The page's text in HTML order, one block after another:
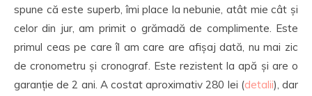
spune că este superb, îmi place la nebunie, atât mie cât și
celor din jur, am primit o grămadă de complimente. Este
primul ceas pe care îl am care are afișaj dată, nu mai zic
de cronometru și cronograf. Este rezistent la apă și are o
garanție de 2 ani. A costat aproximativ 280 lei (detalii), dar